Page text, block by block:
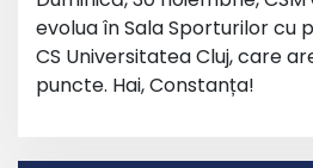
evolua în Sala Sporturilor cu
CS Universitatea Cluj, care
puncte. Hai, Constanța!